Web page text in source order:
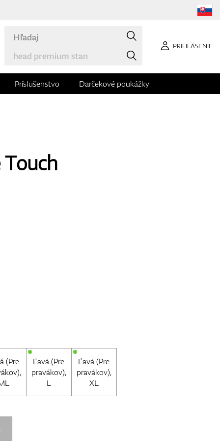
PRIHLÁSENIE
Príslušenstvo Darčekové poukážky
Touch
(Pre
Ľavá (Pre
pravákov),
L
Ľavá (Pre
pravákov),
XL